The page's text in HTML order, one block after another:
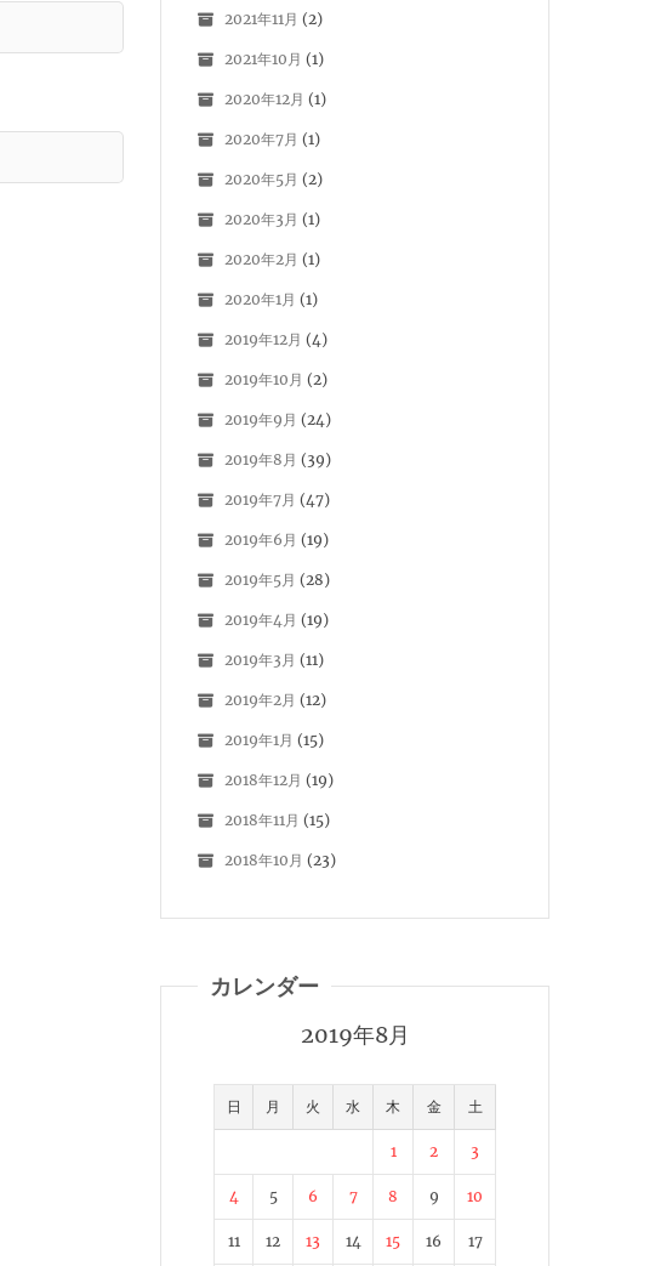
2021年11月 (2)
2021年10月 (1)
2020年12月 (1)
2020年7月 (1)
2020年5月 (2)
2020年3月 (1)
2020年2月 (1)
2020年1月 (1)
2019年12月 (4)
2019年10月 (2)
2019年9月 (24)
2019年8月 (39)
2019年7月 (47)
2019年6月 (19)
2019年5月 (28)
2019年4月 (19)
2019年3月 (11)
2019年2月 (12)
2019年1月 (15)
2018年12月 (19)
2018年11月 (15)
2018年10月 (23)
カレンダー
2019年8月
日 月 火 水 木 金 土
1 2 3
4 5 6 7 8 9 10
11 12 13 14 15 16 17